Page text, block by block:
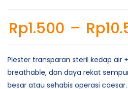
Rp1.500 – Rp
Plester transparan steril kedap air
breathable, dan daya rekat
besar atau sehabis operasi caesar.